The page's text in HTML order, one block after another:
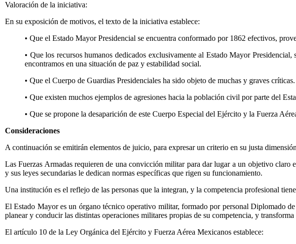
Valoración de la iniciativa:
En su exposición de motivos, el texto de la iniciativa establece:
• Que el Estado Mayor Presidencial se encuentra conformado por 1862 efectivos,
• Que los recursos humanos dedicados exclusivamente al Estado Mayor
encontramos en una situación de paz y estabilidad social.
• Que el Cuerpo de Guardias Presidenciales ha sido objeto de muchas y graves críticas.
• Que existen muchos ejemplos de agresiones hacia la población civil por parte del
• Que se propone la desaparición de este Cuerpo Especial del Ejército y la Fuerza
Consideraciones
A continuación se emitirán elementos de juicio, para expresar un criterio en su justa
Las Fuerzas Armadas requieren de una convicción militar para dar lugar a un objetivo claro
y sus leyes secundarias le dedican normas específicas que rigen su funcionamiento.
Una institución es el reflejo de las personas que la integran, y la competencia profesional
El Estado Mayor es un órgano técnico operativo militar, formado por personal Diplomado
planear y conducir las distintas operaciones militares propias de su competencia, y
El artículo 10 de la Ley Orgánica del Ejército y Fuerza Aérea Mexicanos establece: